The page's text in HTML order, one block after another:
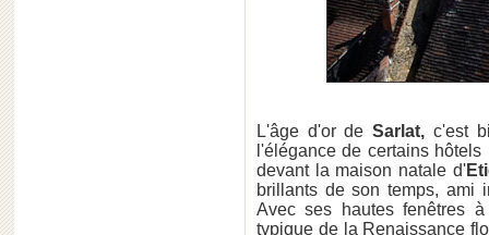
L'âge d'or deSarlat, c'est
l'élégance de certains
devant la maison natale d'
brillants de son temps, ami
Avec ses hautes fenêtres
typique de la Renaissance